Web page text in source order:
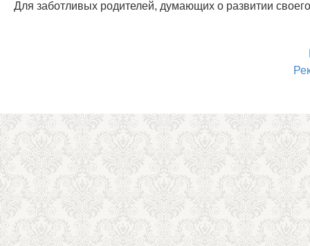
Для заботливых родителей, думающих о развитии